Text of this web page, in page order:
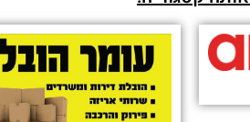
its delivery infrastructure to
bookings now open to all –